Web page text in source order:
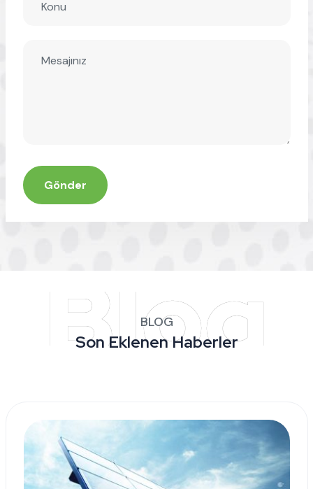
Gönder
BLOG
Son Eklenen Haberler